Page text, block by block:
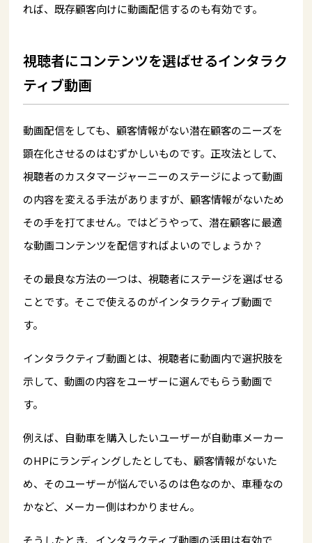
れば、既存顧客向けに動画配信するのも有効です。
視聴者にコンテンツを選ばせるインタラク
ティブ動画
動画配信をしても、顧客情報がない潜在顧客のニーズを
顕在化させるのはむずかしいものです。正攻法として、
視聴者のカスタマージャーニーのステージによって動画
の内容を変える手法がありますが、顧客情報がないため
その手を打てません。ではどうやって、潜在顧客に最適
な動画コンテンツを配信すればよいのでしょうか？
その最良な方法の一つは、視聴者にステージを選ばせる
ことです。そこで使えるのがインタラクティブ動画で
す。
インタラクティブ動画とは、視聴者に動画内で選択肢を
示して、動画の内容をユーザーに選んでもらう動画で
す。
例えば、自動車を購入したいユーザーが自動車メーカー
のHPにランディングしたとしても、顧客情報がないた
め、そのユーザーが悩んでいるのは色なのか、車種なの
かなど、メーカー側はわかりません。
そうしたとき、インタラクティブ動画の活用は有効で